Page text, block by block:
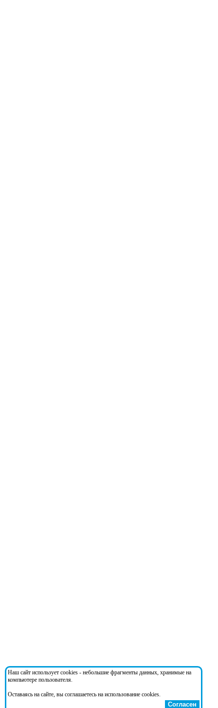
Наш сайт использует cookies - небольшие фрагменты данных, хранимые на
компьютере пользователя.
Оставаясь на сайте, вы соглашаетесь на использование cookies.
Согласен